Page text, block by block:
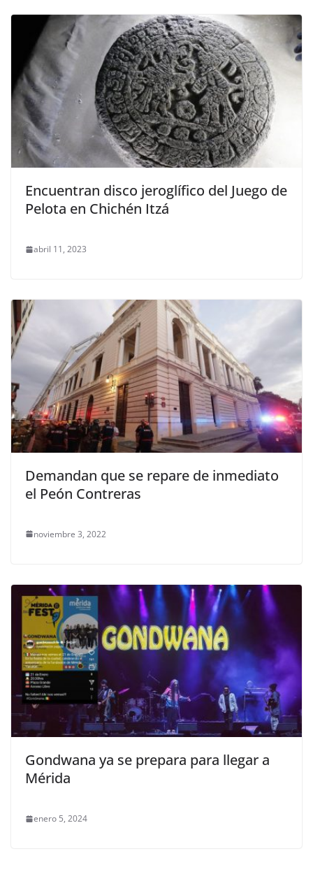
Encuentran disco jeroglífico del Juego de
Pelota en Chichén Itzá
abril 11, 2023
Demandan que se repare de inmediato
el Peón Contreras
noviembre 3, 2022
Gondwana ya se prepara para llegar a
Mérida
enero 5, 2024